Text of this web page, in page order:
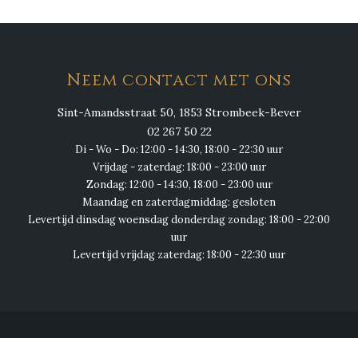
Neem contact met ons
Sint-Amandsstraat 50, 1853 Strombeek-Bever
02 267 50 22
Di - Wo - Do: 12:00 - 14:30, 18:00 - 22:30 uur
Vrijdag - zaterdag: 18:00 - 23:00 uur
Zondag: 12:00 - 14:30, 18:00 - 23:00 uur
Maandag en zaterdagmiddag: gesloten
Levertijd dinsdag woensdag donderdag zondag: 18:00 - 22:00
uur
Levertijd vrijdag zaterdag: 18:00 - 22:30 uur